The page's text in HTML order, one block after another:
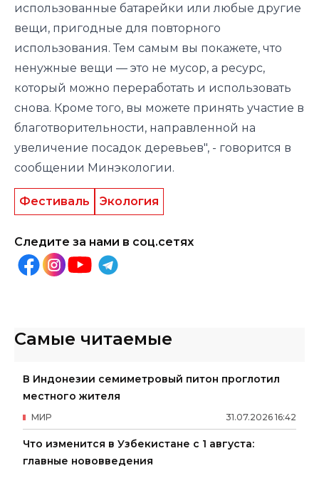
использованные батарейки или любые другие
вещи, пригодные для повторного
использования. Тем самым вы покажете, что
ненужные вещи — это не мусор, а ресурс,
который можно переработать и использовать
снова. Кроме того, вы можете принять участие в
благотворительности, направленной на
увеличение посадок деревьев", - говорится в
сообщении Минэкологии.
Фестиваль Экология
Следите за нами в соц.сетях
Самые читаемые
В Индонезии семиметровый питон проглотил
местного жителя
31.07.2026 16:42
МИР
Что изменится в Узбекистане с 1 августа:
главные нововведения